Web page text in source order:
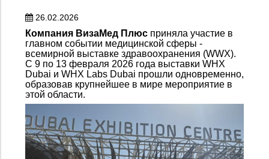
26.02.2026
Компания ВизаМед Плюс приняла участие в
главном событии медицинской сферы -
всемирной выставке здравоохранения (WWX).
С 9 по 13 февраля 2026 года выставки WHX
Dubai и WHX Labs Dubai прошли одновременно,
образовав крупнейшее в мире мероприятие в
этой области.